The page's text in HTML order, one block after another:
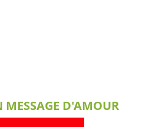
MESSAGE D'AMOUR